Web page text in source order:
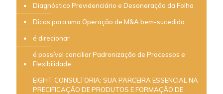
Diagnóstico Previdenciário e Desoneração da Folha
Dicas para uma Operação de M&A bem-sucedida
é direcionar
é possível conciliar Padronização de Processos e
Flexibilidade
EIGHT CONSULTORIA: SUA PARCEIRA ESSENCIAL NA
PRECIFICAÇÃO DE PRODUTOS E FORMAÇÃO DE